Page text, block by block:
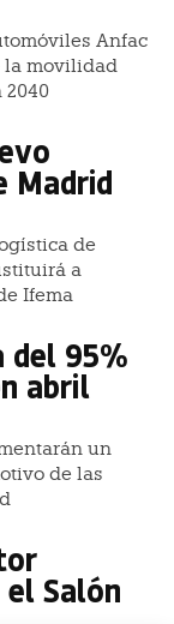
Anfac
la movilidad
2040
Madrid
de
a
Ifema
del 95%
abril
un
de las
Salón